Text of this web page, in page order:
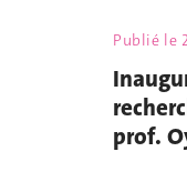
Publié le
prof.